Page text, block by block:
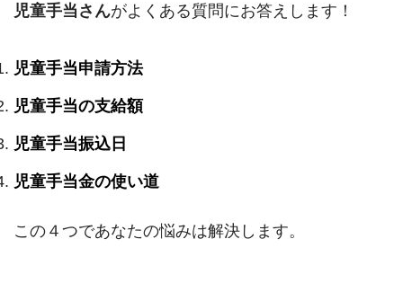
児童手当さんがよくある質問にお答えします！
児童手当申請方法
児童手当の支給額
児童手当振込日
児童手当金の使い道
この４つであなたの悩みは解決します。